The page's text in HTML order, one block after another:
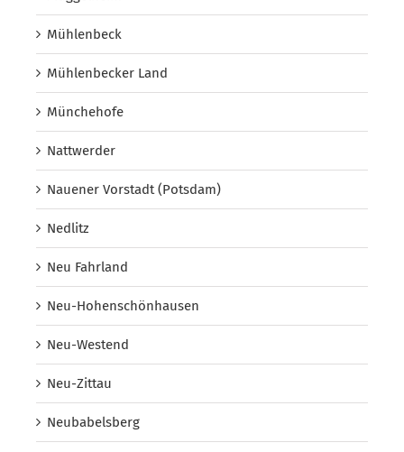
Mühlenbeck
Mühlenbecker Land
Münchehofe
Nattwerder
Nauener Vorstadt (Potsdam)
Nedlitz
Neu Fahrland
Neu-Hohenschönhausen
Neu-Westend
Neu-Zittau
Neubabelsberg